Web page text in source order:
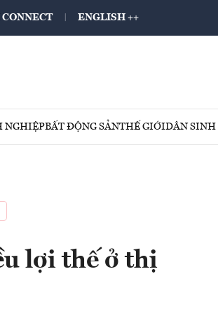
ENGLISH ++
NGHIỆPBẤT ĐỘNG SẢNTHẾ GIỚIDÂN SINH
lợi thế ở thị